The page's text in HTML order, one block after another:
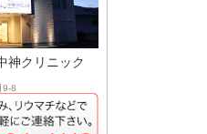
クリニック
9-8